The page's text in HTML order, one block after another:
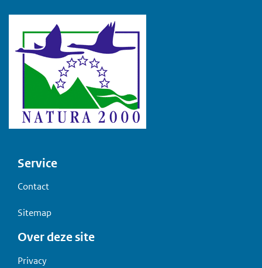
Voet
Service
Contact
Sitemap
Over deze site
Privacy